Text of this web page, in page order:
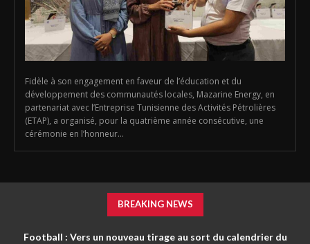
Fidèle à son engagement en faveur de l’éducation et du
développement des communautés locales, Mazarine Energy, en
partenariat avec l’Entreprise Tunisienne des Activités Pétrolières
(ETAP), a organisé, pour la quatrième année consécutive, une
cérémonie en l’honneur...
BREAKING NEWS
Football : Vers un nouveau tirage au sort du calendrier du